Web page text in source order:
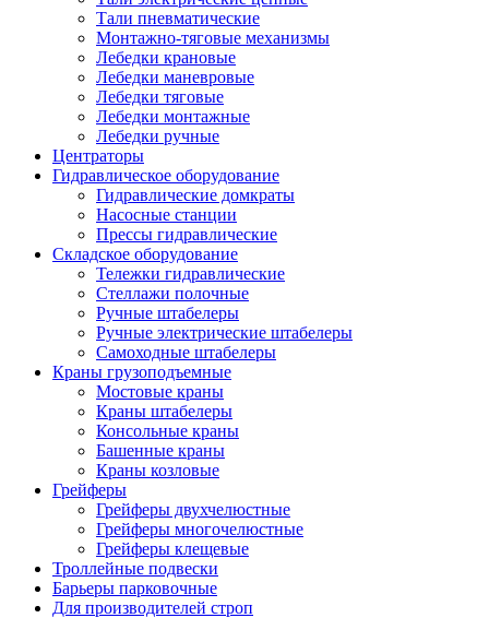
Тали пневматические
Монтажно-тяговые механизмы
Лебедки крановые
Лебедки маневровые
Лебедки тяговые
Лебедки монтажные
Лебедки ручные
Центраторы
Гидравлическое оборудование
Гидравлические домкраты
Насосные станции
Прессы гидравлические
Складское оборудование
Тележки гидравлические
Cтеллажи полочные
Ручные штабелеры
Ручные электрические штабелеры
Самоходные штабелеры
Краны грузоподъемные
Мостовые краны
Краны штабелеры
Консольные краны
Башенные краны
Краны козловые
Грейферы
Грейферы двухчелюстные
Грейферы многочелюстные
Грейферы клещевые
Троллейные подвески
Барьеры парковочные
Для производителей строп